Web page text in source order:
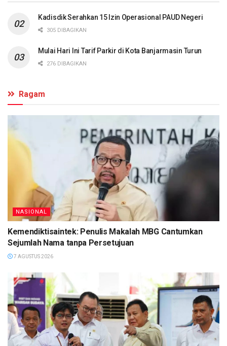
Kadisdik Serahkan 15 Izin Operasional PAUD Negeri
305 DIBAGIKAN
Mulai Hari Ini Tarif Parkir di Kota Banjarmasin Turun
276 DIBAGIKAN
Ragam
NASIONAL
Kemendiktisaintek: Penulis Makalah MBG Cantumkan
Sejumlah Nama tanpa Persetujuan
7 AGUSTUS 2026